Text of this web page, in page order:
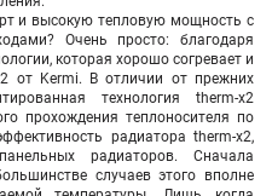
и высокую тепловую мощность с
Очень просто: благодаря
которая хорошо согревает и
от Kermi. В отличии от прежних
технология therm-x2
прохождения теплоносителя по
радиатора therm-x2,
радиаторов. Сначала
случаев этого вполне